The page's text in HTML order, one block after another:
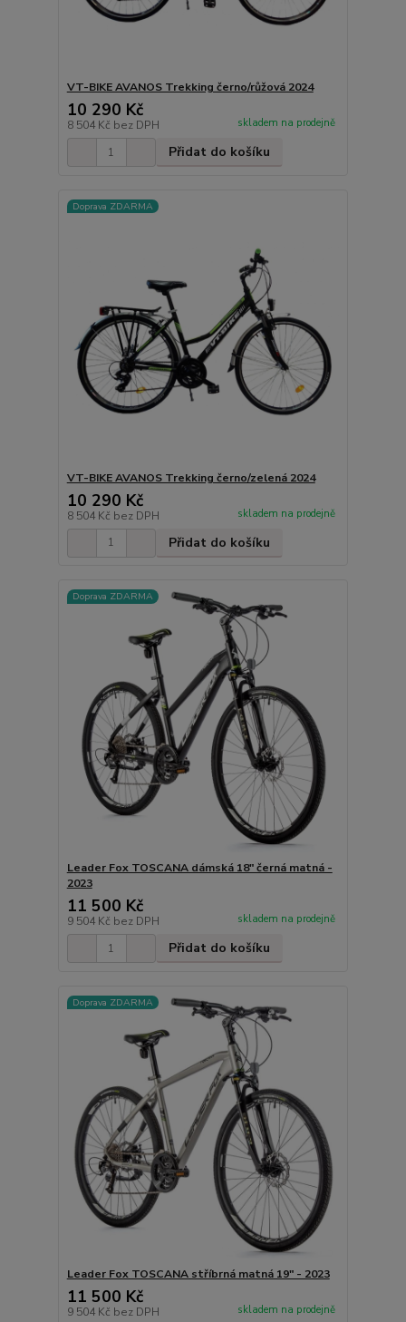
VT-BIKE AVANOS Trekking černo/růžová 2024
10 290 Kč
8 504 Kč bez DPH skladem na prodejně
Přidat do košíku
Doprava ZDARMA
VT-BIKE AVANOS Trekking černo/zelená 2024
10 290 Kč
8 504 Kč bez DPH skladem na prodejně
Přidat do košíku
Doprava ZDARMA
Leader Fox TOSCANA dámská 18" černá matná -
2023
11 500 Kč
9 504 Kč bez DPH skladem na prodejně
Přidat do košíku
Doprava ZDARMA
Leader Fox TOSCANA stříbrná matná 19" - 2023
11 500 Kč
9 504 Kč bez DPH skladem na prodejně